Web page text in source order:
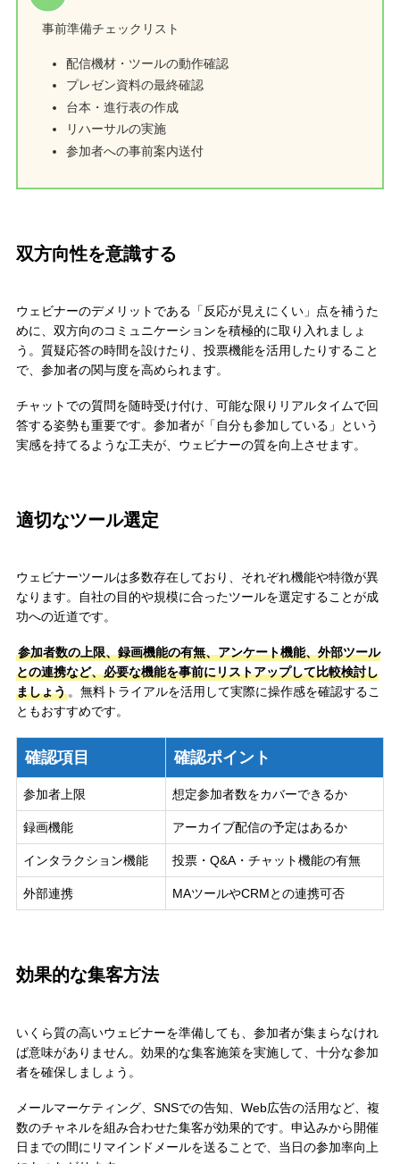
事前準備チェックリスト
配信機材・ツールの動作確認
プレゼン資料の最終確認
台本・進行表の作成
リハーサルの実施
参加者への事前案内送付
双方向性を意識する
ウェビナーのデメリットである「反応が見えにくい」点を補うた
めに、双方向のコミュニケーションを積極的に取り入れましょ
う。質疑応答の時間を設けたり、投票機能を活用したりすること
で、参加者の関与度を高められます。
チャットでの質問を随時受け付け、可能な限りリアルタイムで回
答する姿勢も重要です。参加者が「自分も参加している」という
実感を持てるような工夫が、ウェビナーの質を向上させます。
適切なツール選定
ウェビナーツールは多数存在しており、それぞれ機能や特徴が異
なります。自社の目的や規模に合ったツールを選定することが成
功への近道です。
参加者数の上限、録画機能の有無、アンケート機能、外部ツール
との連携など、必要な機能を事前にリストアップして比較検討し
ましょう。無料トライアルを活用して実際に操作感を確認するこ
ともおすすめです。
確認項目 確認ポイント
参加者上限 想定参加者数をカバーできるか
録画機能 アーカイブ配信の予定はあるか
インタラクション機能 投票・Q&A・チャット機能の有無
外部連携 MAツールやCRMとの連携可否
効果的な集客方法
いくら質の高いウェビナーを準備しても、参加者が集まらなけれ
ば意味がありません。効果的な集客施策を実施して、十分な参加
者を確保しましょう。
メールマーケティング、SNSでの告知、Web広告の活用など、複
数のチャネルを組み合わせた集客が効果的です。申込みから開催
日までの間にリマインドメールを送ることで、当日の参加率向上